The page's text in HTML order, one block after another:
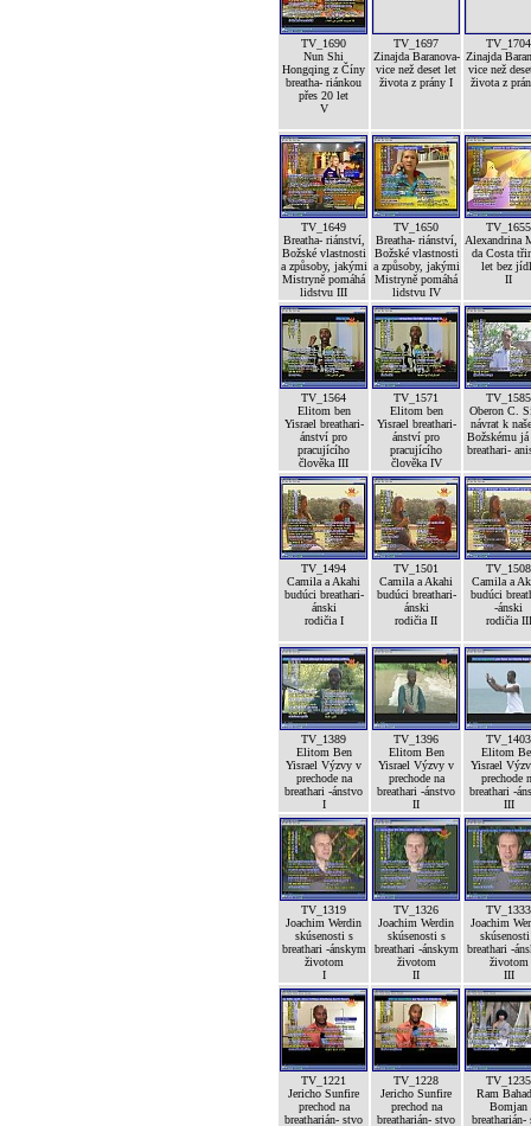
TV_1690
Nun Shi
Hongqing z Číny
breatha- riánkou
přes 20 let
V
TV_1697
Zinajda Baranova-
vice než deset let
života z prány I
TV_1704
Zinajda
vice než
života z
TV_1649
Breatha- riánství,
Božské vlastnosti
a způsoby, jakými
Mistryně pomáhá
lidstvu III
TV_1650
Breatha- riánství,
Božské vlastnosti
a způsoby, jakými
Mistryně pomáhá
lidstvu IV
TV_1655
Alexandrina
da Costa
let bez
II
TV_1564
Elitom ben
Yisrael breathari-
ánství pro
pracujícího
člověka III
TV_1571
Elitom ben
Yisrael breathari-
ánství pro
pracujícího
člověka IV
TV_1585
Oberon C.
návrat k
Božskému já
breathari-
TV_1494
Camila a Akahi
budúci breathari-
ánski
rodičia I
TV_1501
Camila a Akahi
budúci breathari-
ánski
rodičia II
TV_1508
Camila a
budúci
-ánski
rodičia III
TV_1389
Elitom Ben
Yisrael Výzvy v
prechode na
breathari -ánstvo
I
TV_1396
Elitom Ben
Yisrael Výzvy v
prechode na
breathari -ánstvo
II
TV_1403
Elitom
Yisrael
prechode
breathari -
III
TV_1319
Joachim Werdin
skúsenosti s
breathari -ánskym
životom
I
TV_1326
Joachim Werdin
skúsenosti s
breathari -ánskym
životom
II
TV_1333
Joachim
breathari -
životom
III
TV_1221
Jericho Sunfire
prechod na
breatharián- stvo
TV_1228
Jericho Sunfire
prechod na
breatharián- stvo
TV_1235
Ram
Bomjan
breatharián-